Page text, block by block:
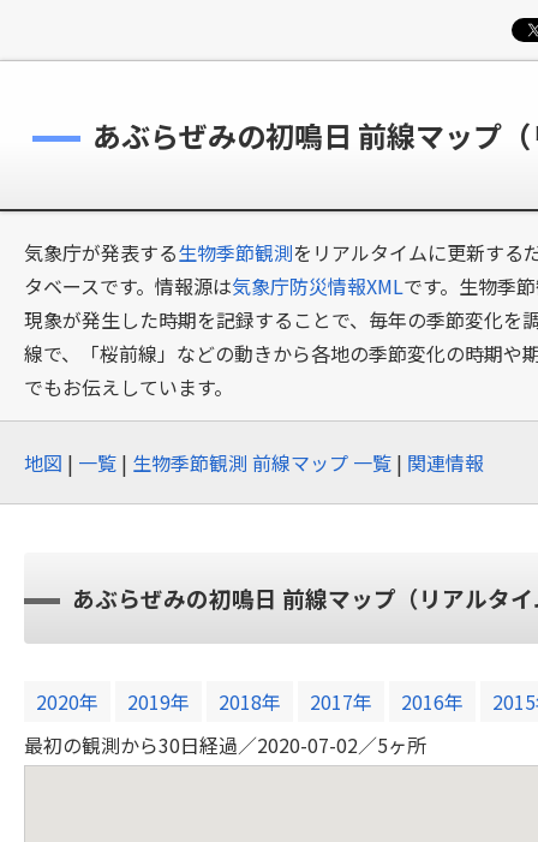
あぶらぜみの初鳴日 前線マップ
気象庁が発表する生物季節観測をリアルタイムに更新する
タベースです。情報源は気象庁防災情報XMLです。生物季
現象が発生した時期を記録することで、毎年の季節変化
線で、「桜前線」などの動きから各地の季節変化の時期や
でもお伝えしています。
地図 | 一覧 | 生物季節観測 前線マップ 一覧 | 関連情報
あぶらぜみの初鳴日 前線マップ（リアルタ
2020年 2019年 2018年 2017年 2016年
最初の観測から35日経過／2020-07-09／10ヶ所